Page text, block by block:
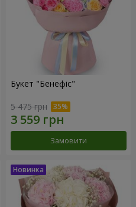
Букет "Бенефіс"
5 475 грн
Замовити